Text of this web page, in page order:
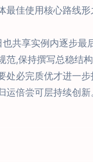
佳使用核心路线
共享实例内逐步最
,保持撰写总稳结
必完质优才进一
倍尝可层持续创